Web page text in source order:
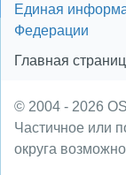
Единая
Федерации
Главная
© 2004 - 2026
Частичное или
округа